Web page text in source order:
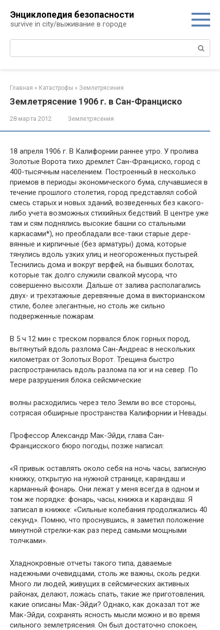
контенту
Энциклопедия безопасности
survive in city/выживание в городе
Поиск:
Главная » Катастрофы » Землетрясения
Землетрясение 1906 г. в Сан-Франциско
28 марта 2012 Землетрясения
18 апреля 1906 г. В Калифорнии раннее утро. У пролива
Зо­лотые Ворота тихо дремлет Сан-Франциско, город с
400-ты­сячным населением. Построенный в несколько
приемов в пе­риоды экономического бума, случавшиеся в
течение прошлого столетия, город представлял собой
смесь старых и новых зданий, возведенных без какого-
либо учета возможных стихийных бед­ствий. В центре уже
там и сям поднялись высокие башни со стальными
каркасами*), но преобладали все-таки старые дере­
вянные и кирпичные (без арматуры) дома, которые
тянулись вдоль узких улиц и неогороженных пустырей.
Теснились дома и вокруг верфей, на бывших болотах,
которые так долго служили свалкой мусора, что
совершенно высохли. Дальше от залива рас­полагались
двух- и трехэтажные деревянные дома в викториан­ском
стиле, более элегантные, но столь же сильно
подверженные пожарам.
В 5 ч 12 мин с треском порвался блок горных пород,
вытя­нутый вдоль разлома Сан-Андреас в нескольких
километрах от Золотых Ворот. Трещина быстро
распространилась вдоль разло­ма па юг и на север. По
мере разрушения блока сейсмические
волны расходились через тело Земли во все стороны,
сотрясая обширные пространства Калифорнии и Невады.
Профессор Александр Мак-Эйди, глава Сан-
Францисского бюро погоды, позже написал:
«Я привык оставлять около себя на ночь часы, записную
книжку, открытую на нужной странице, карандаш и
карманный фонарь. Они лежат у меня всегда в одном и
том же порядке: фонарь, часы, книжка и карандаш. Я
записал в книж­ке: «Сильные колебания продолжались 40
секунд». Помню, что проснувшись, я заметил положение
минутной стрелки-как раз перед самыми мощными
толчками».
Хладнокровные отчеты такого типа, даваемые
надежными очевидцами, столь же важны, сколь редки.
Много ли людей, жи­вущих в сейсмических активных
районах, делают, ложась спать, такие же приготовления,
какие описаны Мак-Эйди? Однако, как доказал тот же
Мак-Эйди, сохранять ясность мысли можно и во время
сильного землетрясения. Он был достаточно спокоен,